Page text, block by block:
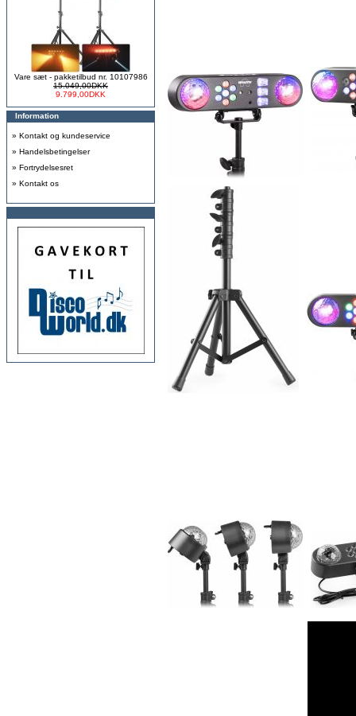
Vare sæt - pakketilbud nr. 10107986
15.049,00DKK
9.799,00DKK
Information
» Kontakt og kundeservice
» Handelsbetingelser
» Fortrydelsesret
» Kontakt os